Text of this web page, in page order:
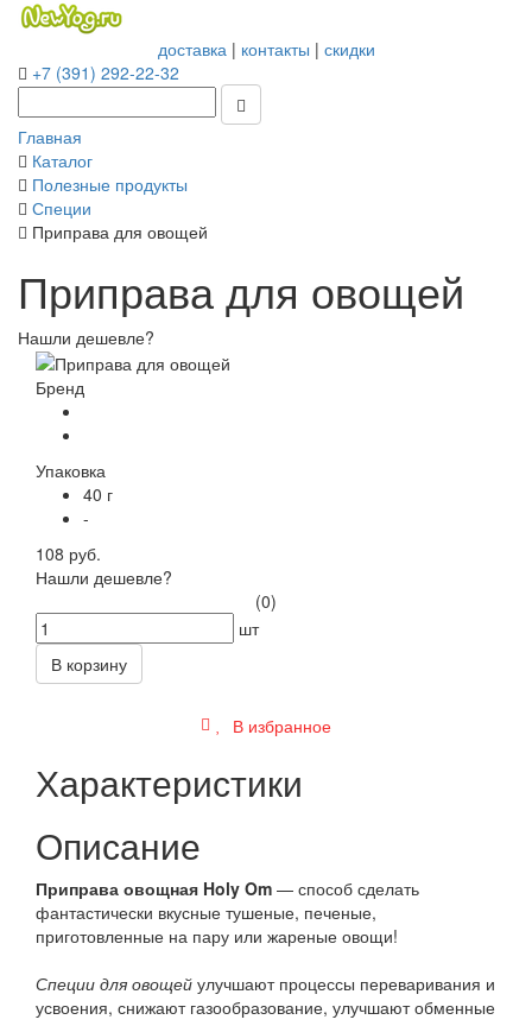
доставка| контакты | скидки
+7 (391) 292-22-32
Главная
Каталог
Полезные продукты
Специи
Приправа для овощей
Приправа для овощей
Нашли дешевле?
Бренд
Упаковка
40 г
-
108 руб.
Нашли дешевле?
(0)
шт
В корзину
В избранное
Характеристики
Описание
Приправа овощная Holy Om — способ сделать
фантастически вкусные тушеные, печеные,
приготовленные на пару или жареные овощи!
Специи для овощей улучшают процессы переваривания и
усвоения, снижают газообразование, улучшают обменные